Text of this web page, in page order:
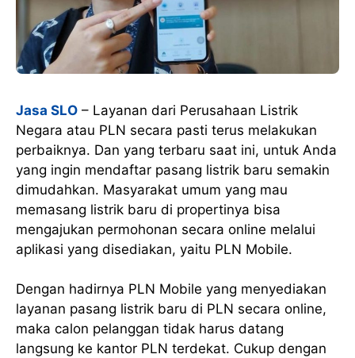
Jasa SLO – Layanan dari Perusahaan Listrik
Negara atau PLN secara pasti terus melakukan
perbaiknya. Dan yang terbaru saat ini, untuk Anda
yang ingin mendaftar pasang listrik baru semakin
dimudahkan. Masyarakat umum yang mau
memasang listrik baru di propertinya bisa
mengajukan permohonan secara online melalui
aplikasi yang disediakan, yaitu PLN Mobile.
Dengan hadirnya PLN Mobile yang menyediakan
layanan pasang listrik baru di PLN secara online,
maka calon pelanggan tidak harus datang
langsung ke kantor PLN terdekat. Cukup dengan